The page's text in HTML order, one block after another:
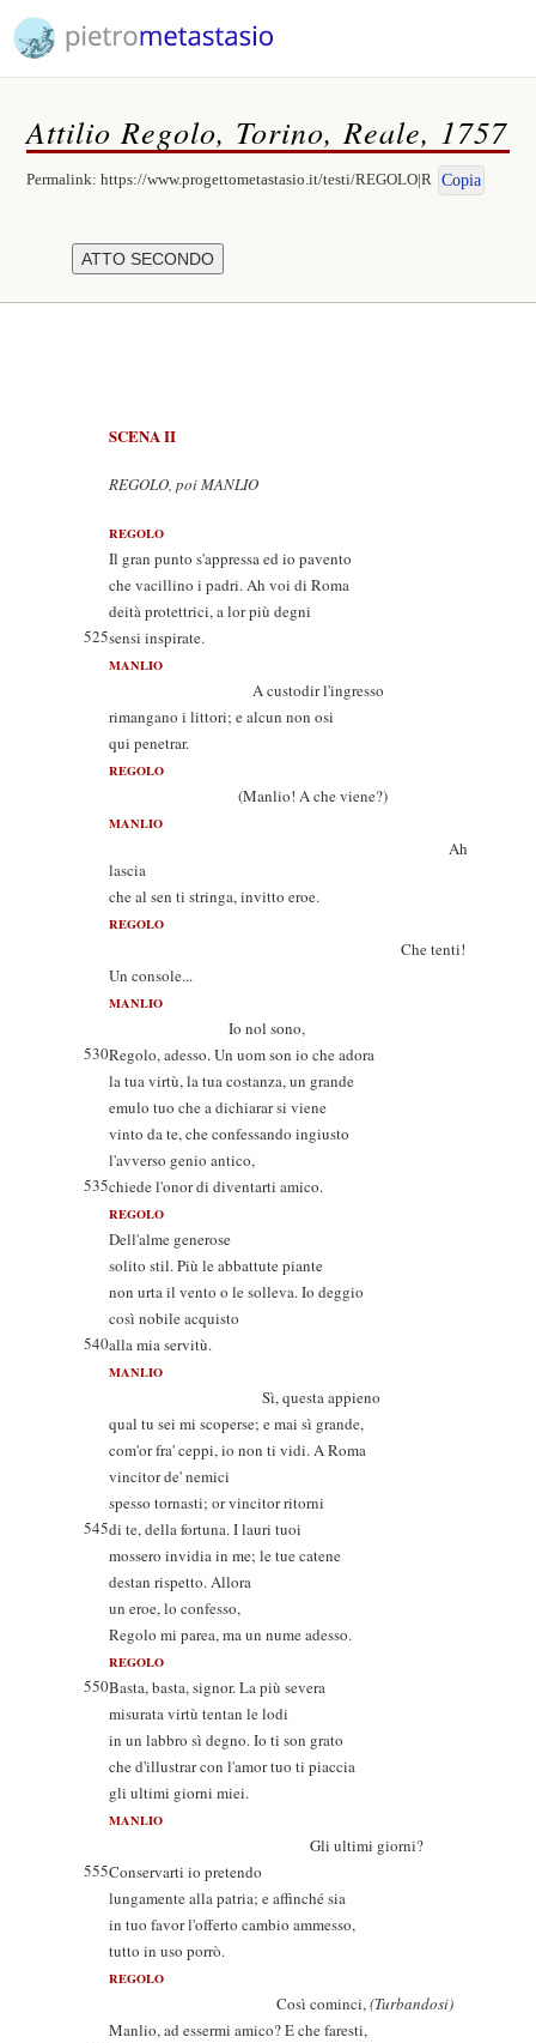
Attilio Regolo, Torino, Reale, 1757
Permalink:https://www.progettometastasio.it/testi/REGOLO|R Copia
SCENA II
REGOLO, poi MANLIO
REGOLO
Il gran punto s'appressa ed io pavento
che vacillino i padri. Ah voi di Roma
deità protettrici, a lor più degni
525sensi inspirate.
MANLIO
A custodir l'ingresso
rimangano i littori; e alcun non osi
qui penetrar.
REGOLO
(Manlio! A che viene?)
MANLIO
Ah
lascia
che al sen ti stringa, invitto eroe.
REGOLO
Che tenti!
Un console...
MANLIO
Io nol sono,
530Regolo, adesso. Un uom son io che adora
la tua virtù, la tua costanza, un grande
emulo tuo che a dichiarar si viene
vinto da te, che confessando ingiusto
l'avverso genio antico,
535chiede l'onor di diventarti amico.
REGOLO
Dell'alme generose
solito stil. Più le abbattute piante
non urta il vento o le solleva. Io deggio
così nobile acquisto
540alla mia servitù.
MANLIO
Sì, questa appieno
qual tu sei mi scoperse; e mai sì grande,
com'or fra' ceppi, io non ti vidi. A Roma
vincitor de' nemici
spesso tornasti; or vincitor ritorni
545di te, della fortuna. I lauri tuoi
mossero invidia in me; le tue catene
destan rispetto. Allora
un eroe, lo confesso,
Regolo mi parea, ma un nume adesso.
REGOLO
550Basta, basta, signor. La più severa
misurata virtù tentan le lodi
in un labbro sì degno. Io ti son grato
che d'illustrar con l'amor tuo ti piaccia
gli ultimi giorni miei.
MANLIO
Gli ultimi giorni?
555Conservarti io pretendo
lungamente alla patria; e affinché sia
in tuo favor l'offerto cambio ammesso,
tutto in uso porrò.
REGOLO
Così cominci,(Turbandosi)
Manlio, ad essermi amico? E che faresti,